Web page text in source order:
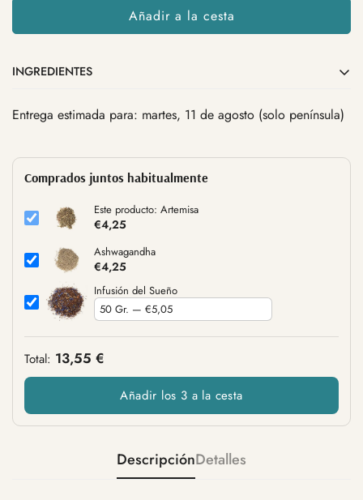
Añadir a la cesta
INGREDIENTES
Artemisa
Entrega estimada para: martes, 11 de agosto (solo península)
Comprados juntos habitualmente
Este producto: Artemisa
€4,25
Ashwagandha
€4,25
Infusión del Sueño
Total: 13,55 €
Añadir los 3 a la cesta
DescripciónDetalles